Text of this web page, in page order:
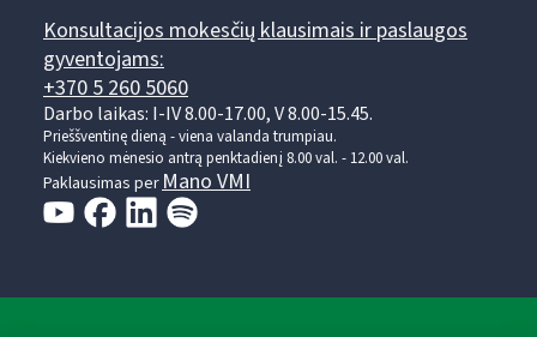
Konsultacijos mokesčių klausimais ir paslaugos
gyventojams:
+370 5 260 5060
Darbo laikas: I-IV 8.00-17.00, V 8.00-15.45.
Prieššventinę dieną - viena valanda trumpiau.
Kiekvieno mėnesio antrą penktadienį 8.00 val. - 12.00 val.
Paklausimas perMano VMI